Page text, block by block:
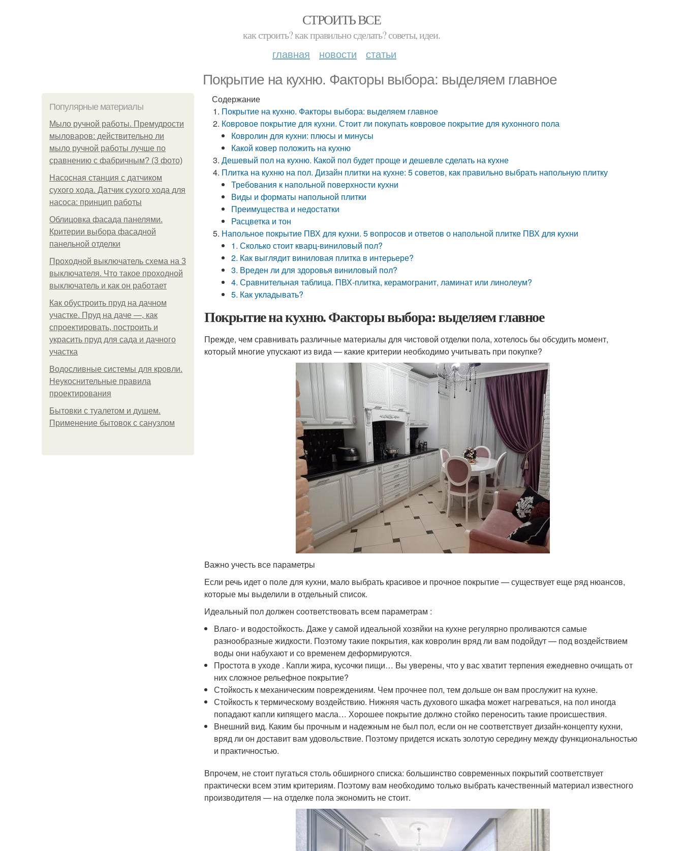
СТРОИТЬ ВСЕ
как строить? как правильно сделать? советы, идеи.
главная новости статьи
Покрытие на кухню. Факторы выбора: выделяем главное
Популярные материалы
Мыло ручной работы. Премудрости
мыловаров: действительно ли
мыло ручной работы лучше по
сравнению с фабричным? (3 фото)
Насосная станция с датчиком
сухого хода. Датчик сухого хода для
насоса: принцип работы
Облицовка фасада панелями.
Критерии выбора фасадной
панельной отделки
Проходной выключатель схема на 3
выключателя. Что такое проходной
выключатель и как он работает
Как обустроить пруд на дачном
участке. Пруд на даче —, как
спроектировать, построить и
украсить пруд для сада и дачного
участка
Водосливные системы для кровли.
Неукоснительные правила
проектирования
Бытовки с туалетом и душем.
Применение бытовок с санузлом
Содержание
Покрытие на кухню. Факторы выбора: выделяем главное
Ковровое покрытие для кухни. Стоит ли покупать ковровое покрытие для кухонного пола
Ковролин для кухни: плюсы и минусы
Какой ковер положить на кухню
Дешевый пол на кухню. Какой пол будет проще и дешевле сделать на кухне
Плитка на кухню на пол. Дизайн плитки на кухне: 5 советов, как правильно выбрать напольную плитку
Требования к напольной поверхности кухни
Виды и форматы напольной плитки
Преимущества и недостатки
Расцветка и тон
Напольное покрытие ПВХ для кухни. 5 вопросов и ответов о напольной плитке ПВХ для кухни
1. Сколько стоит кварц-виниловый пол?
2. Как выглядит виниловая плитка в интерьере?
3. Вреден ли для здоровья виниловый пол?
4. Сравнительная таблица. ПВХ-плитка, керамогранит, ламинат или линолеум?
5. Как укладывать?
Покрытие на кухню. Факторы выбора: выделяем главное
Прежде, чем сравнивать различные материалы для чистовой отделки пола, хотелось бы обсудить момент,
который многие упускают из вида — какие критерии необходимо учитывать при покупке?
Важно учесть все параметры
Если речь идет о поле для кухни, мало выбрать красивое и прочное покрытие — существует еще ряд нюансов,
которые мы выделили в отдельный список.
Идеальный пол должен соответствовать всем параметрам :
Влаго- и водостойкость. Даже у самой идеальной хозяйки на кухне регулярно проливаются самые
разнообразные жидкости. Поэтому такие покрытия, как ковролин вряд ли вам подойдут — под воздействием
воды они набухают и со временем деформируются.
Простота в уходе . Капли жира, кусочки пищи… Вы уверены, что у вас хватит терпения ежедневно очищать от
них сложное рельефное покрытие?
Стойкость к механическим повреждениям. Чем прочнее пол, тем дольше он вам прослужит на кухне.
Стойкость к термическому воздействию. Нижняя часть духового шкафа может нагреваться, на пол иногда
попадают капли кипящего масла… Хорошее покрытие должно стойко переносить такие происшествия.
Внешний вид. Каким бы прочным и надежным не был пол, если он не соответствует дизайн-концепту кухни,
вряд ли он доставит вам удовольствие. Поэтому придется искать золотую середину между функциональностью
и практичностью.
Впрочем, не стоит пугаться столь обширного списка: большинство современных покрытий соответствует
практически всем этим критериям. Поэтому вам необходимо только выбрать качественный материал известного
производителя — на отделке пола экономить не стоит.